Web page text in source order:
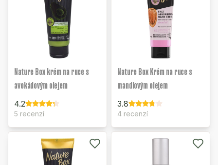
Nature Box krém na ruce s
avokádovým olejem
4.2
5 recenzí
Nature Box Krém na ruce s
mandlovým olejem
3.8
4 recenzí